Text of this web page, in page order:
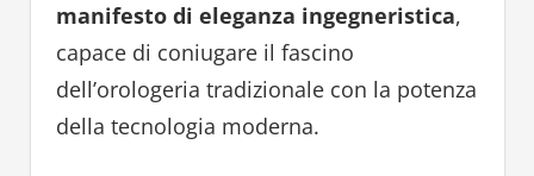
manifesto di eleganza ingegneristica,
capace di coniugare il fascino
dell’orologeria tradizionale con la potenza
della tecnologia moderna.